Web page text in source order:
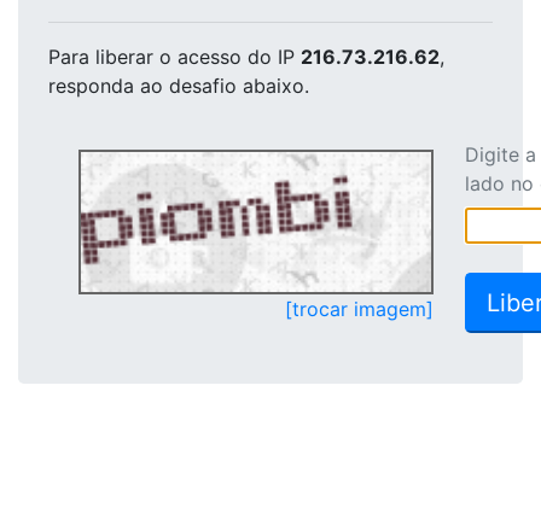
Para liberar o acesso do IP 216.73.216.62,
responda ao desafio abaixo.
[trocar imagem]
Digite
lado no